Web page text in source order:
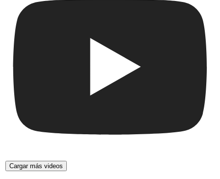
Cargar más videos